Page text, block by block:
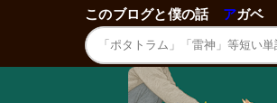
このブログと僕の話 アガベ